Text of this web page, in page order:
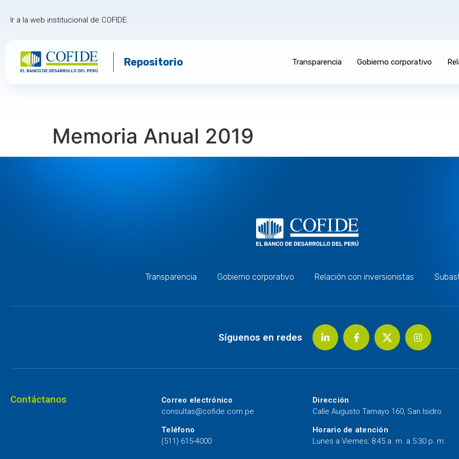
Ir a la web institucional de COFIDE
Repositorio Transparencia Gobierno corporativo
Memoria Anual 2019
Transparencia Gobierno corporativo Relación con inversionistas
Síguenos en redes
Contáctanos
Correo electrónico
consultas@cofide.com.pe
Teléfono
(511) 615-4000
Dirección
Calle Augusto Tamayo 160, San Isidro
Horario de atención
Lunes a Viernes: 8:45 a. m. a 5:30 p. m.